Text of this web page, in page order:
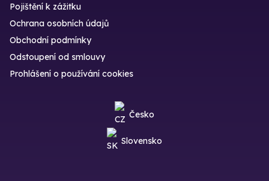
Pojištění k zážitku
Ochrana osobních údajů
Obchodní podmínky
Odstoupení od smlouvy
Prohlášení o používání cookies
Česko
Slovensko